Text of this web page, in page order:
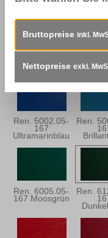
Ren. 5150.05- Ren.
Ren. 5002.05-
167
Ultramarinblau
Ren.
Ren. 6005.05-
167 Moosgrün
Ren.
Bruttopreise inkl.
Nettopreise exkl.